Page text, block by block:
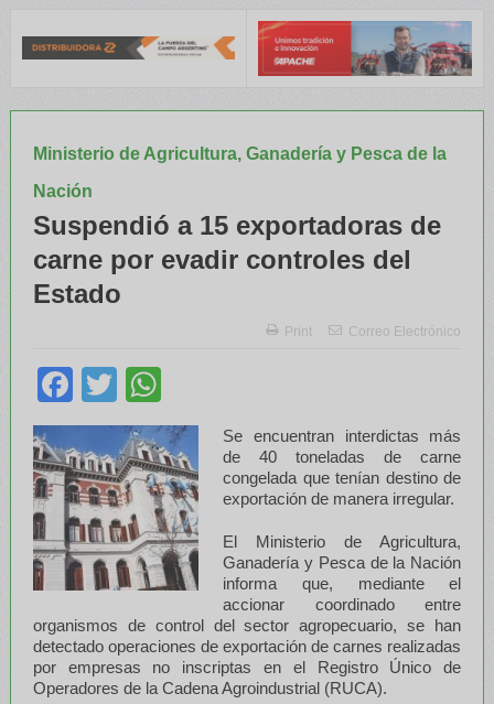
Ministerio de Agricultura, Ganadería y Pesca de la
Nación
Suspendió a 15 exportadoras de
carne por evadir controles del
Estado
Print Correo Electrónico
Facebook
Twitter
Se encuentran interdictas más
de 40 toneladas de carne
congelada que tenían destino de
exportación de manera irregular.
El Ministerio de Agricultura,
Ganadería y Pesca de la Nación
informa que, mediante el
accionar coordinado entre
organismos de control del sector agropecuario, se han
detectado operaciones de exportación de carnes realizadas
por empresas no inscriptas en el Registro Único de
Operadores de la Cadena Agroindustrial (RUCA).